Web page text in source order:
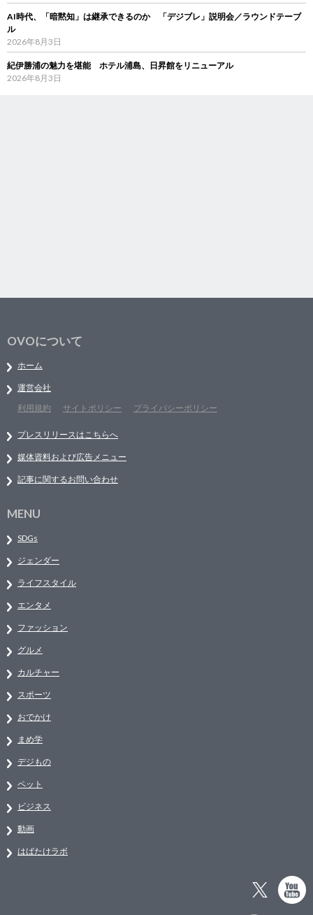
AI時代、「暗黙知」は継承できるのか 「デジブレ」説明会／ラウンドテーブ
ル
2026年8月3日
紀伊勝浦の魅力を堪能 ホテル浦島、日昇館をリニューアル
2026年8月3日
OVOについて
ホーム
運営会社
利用規約
サイトポリシー プライバシーポリシー
プレスリリースはこちらへ
媒体資料および広告メニュー
記事に関するお問い合わせ
MENU
SDGs
ジェンダー
ライフスタイル
エンタメ
ファッション
グルメ
カルチャー
スポーツ
おでかけ
まめ学
デジもの
ペット
ビジネス
動画
はばたけラボ